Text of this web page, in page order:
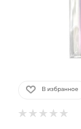
В избранное